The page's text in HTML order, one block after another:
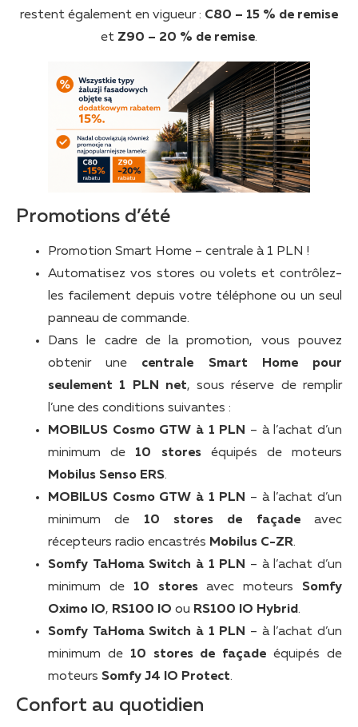
restent également en vigueur : C80 – 15 % de remise
et Z90 – 20 % de remise.
Promotions d’été
Promotion Smart Home – centrale à 1 PLN !
Automatisez vos stores ou volets et contrôlez-
les facilement depuis votre téléphone ou un seul
panneau de commande.
Dans le cadre de la promotion, vous pouvez
obtenir une centrale Smart Home pour
seulement 1 PLN net, sous réserve de remplir
l’une des conditions suivantes :
MOBILUS Cosmo GTW à 1 PLN
– à l’achat d’un
minimum de 10 storeséquipés de moteurs
Mobilus Senso ERS.
MOBILUS Cosmo GTW à 1 PLN
– à l’achat d’un
minimum de 10 stores de façadeavec
récepteurs radio encastrés Mobilus C-ZR.
Somfy TaHoma Switch à 1 PLN
– à l’achat d’un
minimum de 10 storesavec moteurs Somfy
Oximo IO, RS100 IO ou RS100 IO Hybrid.
Somfy TaHoma Switch à 1 PLN
– à l’achat d’un
minimum de 10 stores de façade équipés de
moteurs Somfy J4 IO Protect.
Confort au quotidien